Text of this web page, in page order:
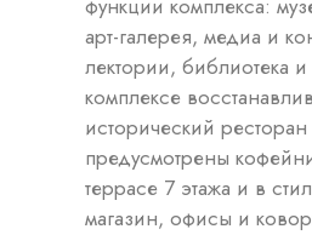
арт-галерея, медиа и
лектории, библиотека
комплексе
исторический
предусмотрены
террасе 7 этажа и в
магазин, офисы и